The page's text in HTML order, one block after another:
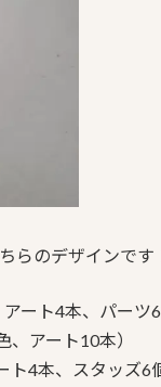
らのデザインです
ート4本、パーツ
、アート10本）
ト4本、スタッズ6